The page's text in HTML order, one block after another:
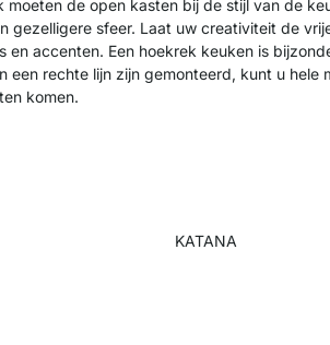
de open kasten bij de stijl van de
gezelligere sfeer. Laat uw creativiteit de
accenten. Een hoekrek keuken is
rechte lijn zijn gemonteerd, kunt u hele
komen.
KATANA